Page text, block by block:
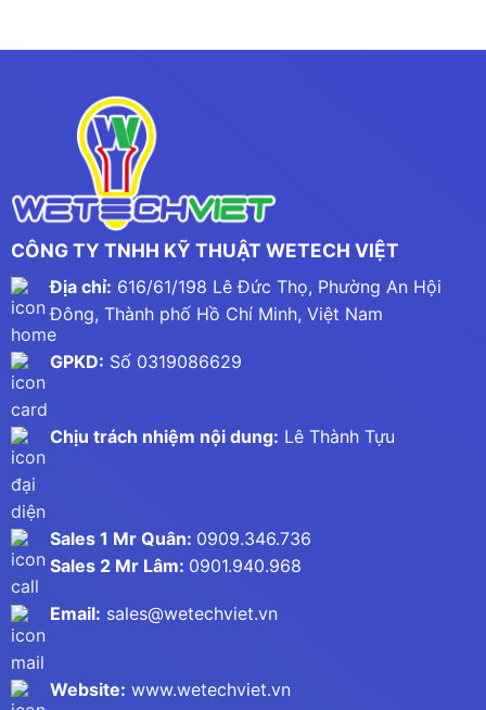
CÔNG TY TNHH KỸ THUẬT WETECH VIỆT
Địa chỉ: 616/61/198 Lê Đức Thọ, Phường An Hội
Đông, Thành phố Hồ Chí Minh, Việt Nam
GPKD: Số 0319086629
Chịu trách nhiệm nội dung: Lê Thành Tựu
Sales 1 Mr Quân: 0909.346.736
Sales 2 Mr Lâm: 0901.940.968
Email: sales@wetechviet.vn
Website: www.wetechviet.vn